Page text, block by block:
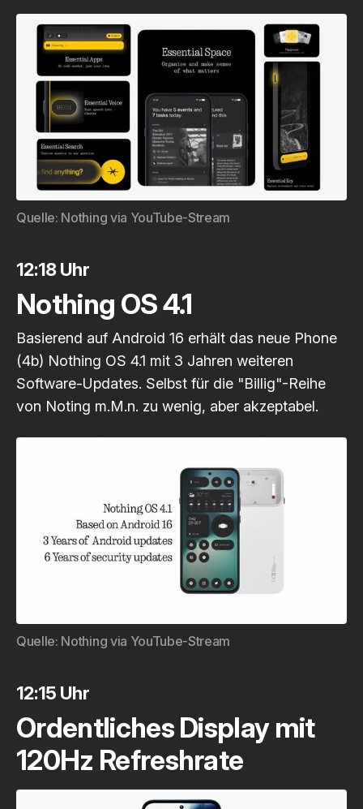
Quelle: Nothing via YouTube-Stream
12:18 Uhr
Nothing OS 4.1
Basierend auf Android 16 erhält das neue Phone
(4b) Nothing OS 4.1 mit 3 Jahren weiteren
Software-Updates. Selbst für die "Billig"-Reihe
von Noting m.M.n. zu wenig, aber akzeptabel.
Quelle: Nothing via YouTube-Stream
12:15 Uhr
Ordentliches Display mit
120Hz Refreshrate